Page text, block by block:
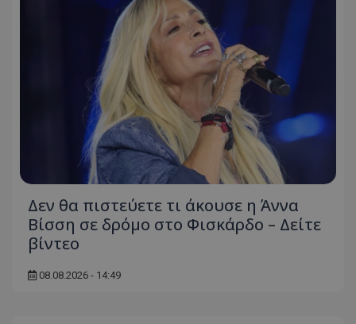
Δεν θα πιστεύετε τι άκουσε η Άννα
Βίσση σε δρόμο στο Φισκάρδο – Δείτε
βίντεο
08.08.2026 - 14:49